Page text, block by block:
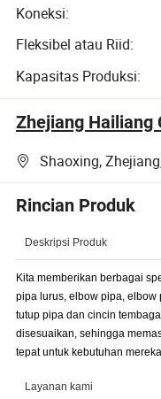
Koneksi:
Fleksibel atau Riid:
Kapasitas Produksi:
Zhejiang Hailiang
Shaoxing,
Rincian Produk
Deskripsi Produk
Kita memberikan berbagai
pipa lurus, elbow pipa, elbow
tutup pipa dan cincin
disesuaikan, sehingga
tepat untuk kebutuhan mereka.
Layanan kami